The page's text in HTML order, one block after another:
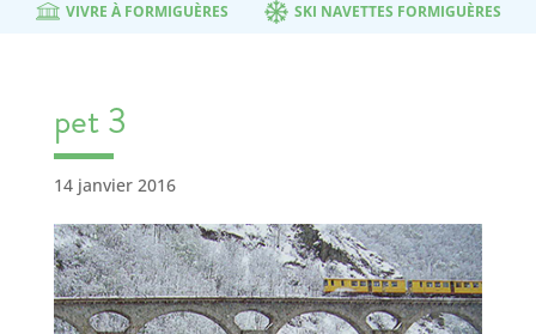
VIVRE À FORMIGUÈRES SKI NAVETTES FORMIGUÈRES
pet 3
14 janvier 2016